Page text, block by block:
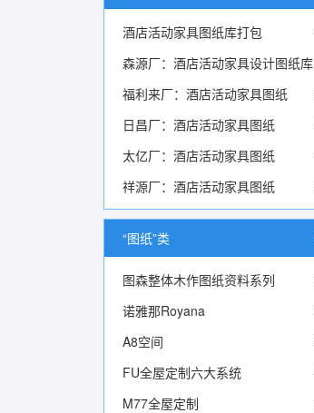
酒店活动家具图纸库打包
森源厂：酒店活动家具设计图纸库
福利来厂：酒店活动家具图纸
日昌厂：酒店活动家具图纸
太亿厂：酒店活动家具图纸
祥源厂：酒店活动家具图纸
“图纸”类
图森整体木作图纸资料系列
诺雅那Royana
A8空间
FU全屋定制六大系统
M77全屋定制